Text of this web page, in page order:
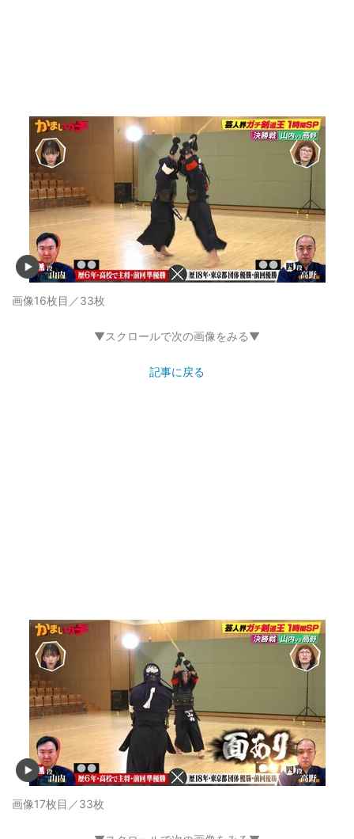
画像16枚目／33枚
▼スクロールで次の画像をみる▼
記事に戻る
画像17枚目／33枚